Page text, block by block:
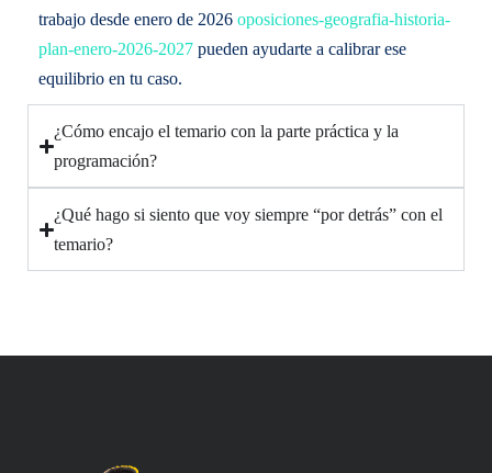
trabajo desde enero de 2026 oposiciones-geografia-historia-
plan-enero-2026-2027 pueden ayudarte a calibrar ese
equilibrio en tu caso.
¿Cómo encajo el temario con la parte práctica y la
programación?
¿Qué hago si siento que voy siempre “por detrás” con el
temario?